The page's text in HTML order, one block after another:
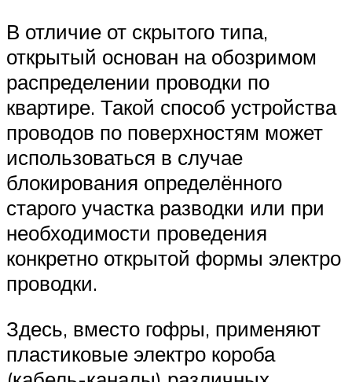
В отличие от скрытого типа,
открытый основан на обозримом
распределении проводки по
квартире. Такой способ устройства
проводов по поверхностям может
использоваться в случае
блокирования определённого
старого участка разводки или при
необходимости проведения
конкретно открытой формы электро
проводки.
Здесь, вместо гофры, применяют
пластиковые электро короба